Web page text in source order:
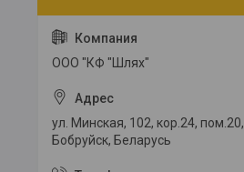
ООО "КФ "Шлях"
ул. Минская, 102, кор.24, пом.20,
Бобруйск, Беларусь